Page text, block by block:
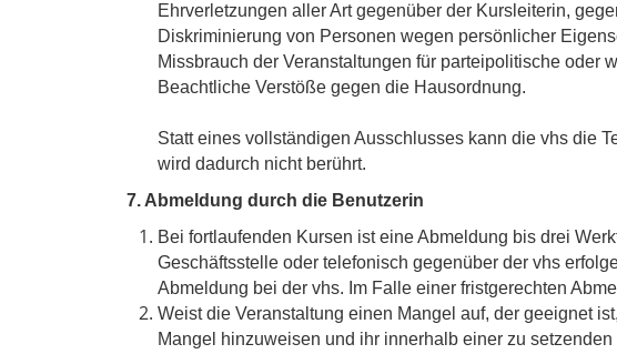
Ehrverletzungen aller Art gegenüber der Kursleiterin,
Diskriminierung von Personen wegen persönlicher
Missbrauch der Veranstaltungen für parteipolitische oder
Beachtliche Verstöße gegen die Hausordnung.
Statt eines vollständigen Ausschlusses kann die vhs die
wird dadurch nicht berührt.
7. Abmeldung durch die Benutzerin
Bei fortlaufenden Kursen ist eine Abmeldung bis drei
Geschäftsstelle oder telefonisch gegenüber der vhs
Abmeldung bei der vhs. Im Falle einer fristgerechten
Weist die Veranstaltung einen Mangel auf, der geeignet
Mangel hinzuweisen und ihr innerhalb einer zu